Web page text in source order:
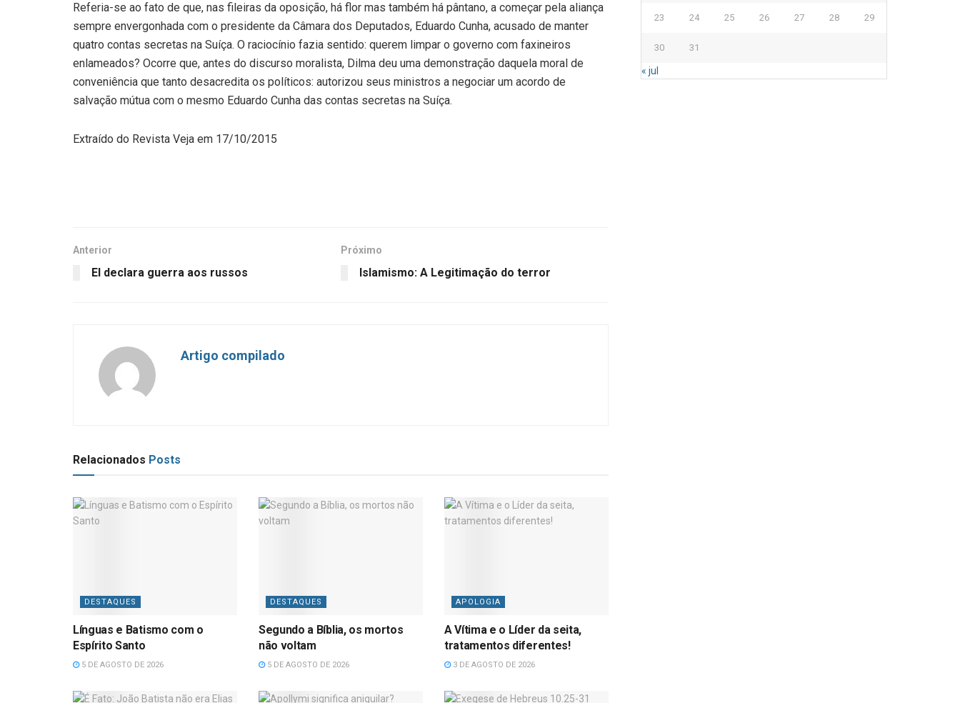
Referia-se ao fato de que, nas fileiras da oposição, há flor mas também há pântano, a começar pela aliança
sempre envergonhada com o presidente da Câmara dos Deputados, Eduardo Cunha, acusado de manter
quatro contas secretas na Suíça. O raciocínio fazia sentido: querem limpar o governo com faxineiros
enlameados? Ocorre que, antes do discurso moralista, Dilma deu uma demonstração daquela moral de
conveniência que tanto desacredita os políticos: autorizou seus ministros a negociar um acordo de
salvação mútua com o mesmo Eduardo Cunha das contas secretas na Suíça.
Extraído do Revista Veja em 17/10/2015
Anterior
EI declara guerra aos russos
Próximo
Islamismo: A Legitimação do terror
Artigo compilado
Relacionados Posts
DESTAQUES
Línguas e Batismo com o
Espírito Santo
5 DE AGOSTO DE 2026
DESTAQUES
Segundo a Bíblia, os mortos
não voltam
5 DE AGOSTO DE 2026
APOLOGIA
A Vítima e o Líder da seita,
tratamentos diferentes!
3 DE AGOSTO DE 2026
23 24 25 26 27 28 29
30 31
« jul